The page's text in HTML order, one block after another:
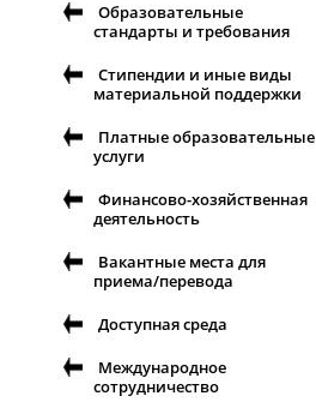
Образовательные
стандарты и требования
Стипендии и иные виды
материальной поддержки
Платные образовательные
услуги
Финансово-хозяйственная
деятельность
Вакантные места для
приема/перевода
Доступная среда
Международное
сотрудничество